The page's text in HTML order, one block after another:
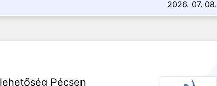
2026. 07. 08.
Pécsen